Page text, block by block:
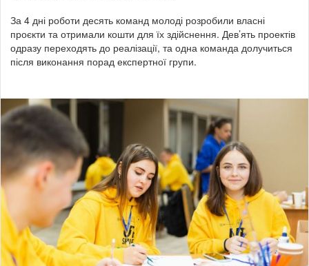
За 4 дні роботи десять команд молоді розробили власні
проєкти та отримали кошти для їх здійснення. Дев’ять проектів
одразу переходять до реалізації, та одна команда долучиться
після виконання порад експертної групи.